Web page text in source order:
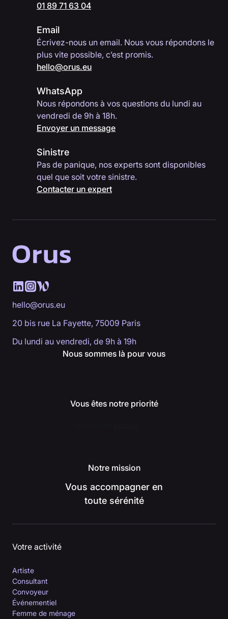
01 89 71 63 04
Email
Écrivez-nous un email. Nous vous répondons le
plus vite possible, c’est promis.
hello@orus.eu
WhatsApp
Nous répondons à vos questions du lundi au
vendredi de 9h à 18h.
Envoyer un message
Sinistre
Pas de panique, nos experts sont disponibles
quel que soit votre sinistre.
Contacter un expert
hello@orus.eu
20 bis rue La Fayette, 75009 Paris
Du lundi au vendredi, de 9h à 19h
Nous sommes là pour vous
Vous êtes notre priorité
Notre mission
Vous accompagner en
toute sérénité
Votre activité
Artiste
Consultant
Convoyeur
Événementiel
Femme de ménage